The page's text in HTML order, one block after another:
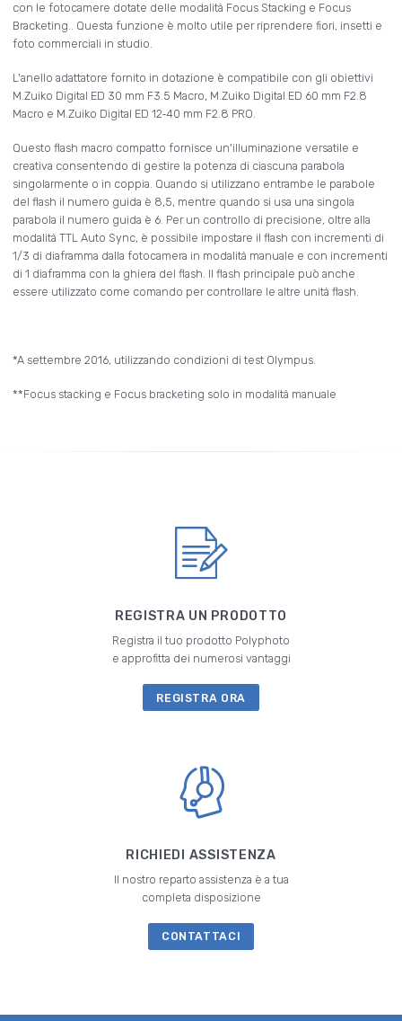
con le fotocamere dotate delle modalità Focus Stacking e Focus
Bracketing.. Questa funzione è molto utile per riprendere fiori, insetti e
foto commerciali in studio.
L'anello adattatore fornito in dotazione è compatibile con gli obiettivi
M.Zuiko Digital ED 30 mm F3.5 Macro, M.Zuiko Digital ED 60 mm F2.8
Macro e M.Zuiko Digital ED 12‑40 mm F2.8 PRO.
Questo flash macro compatto fornisce un'illuminazione versatile e
creativa consentendo di gestire la potenza di ciascuna parabola
singolarmente o in coppia. Quando si utilizzano entrambe le parabole
del flash il numero guida è 8,5, mentre quando si usa una singola
parabola il numero guida è 6. Per un controllo di precisione, oltre alla
modalità TTL Auto Sync, è possibile impostare il flash con incrementi di
1/3 di diaframma dalla fotocamera in modalità manuale e con incrementi
di 1 diaframma con la ghiera del flash. Il flash principale può anche
essere utilizzato come comando per controllare le altre unità flash.
*A settembre 2016, utilizzando condizioni di test Olympus.
**Focus stacking e Focus bracketing solo in modalità manuale
REGISTRA UN PRODOTTO
Registra il tuo prodotto Polyphoto
e approfitta dei numerosi vantaggi
REGISTRA ORA
RICHIEDI ASSISTENZA
Il nostro reparto assistenza è a tua
completa disposizione
CONTATTACI